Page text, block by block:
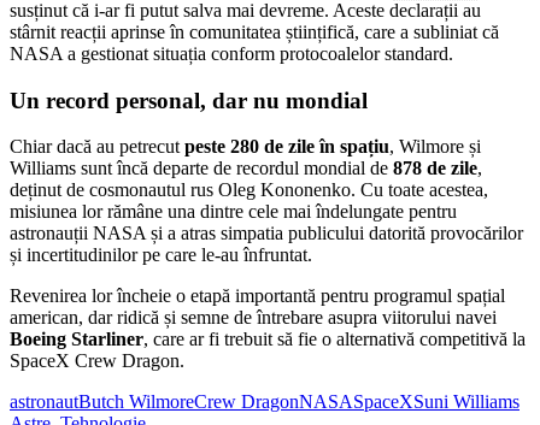
susținut că i-ar fi putut salva mai devreme. Aceste declarații au
stârnit reacții aprinse în comunitatea științifică, care a subliniat că
NASA a gestionat situația conform protocoalelor standard.
Un record personal, dar nu mondial
Chiar dacă au petrecut peste 280 de zile în spațiu, Wilmore și
Williams sunt încă departe de recordul mondial de 878 de zile,
deținut de cosmonautul rus Oleg Kononenko. Cu toate acestea,
misiunea lor rămâne una dintre cele mai îndelungate pentru
astronauții NASA și a atras simpatia publicului datorită provocărilor
și incertitudinilor pe care le-au înfruntat.
Revenirea lor încheie o etapă importantă pentru programul spațial
american, dar ridică și semne de întrebare asupra viitorului navei
Boeing Starliner, care ar fi trebuit să fie o alternativă competitivă la
SpaceX Crew Dragon.
astronautButch WilmoreCrew DragonNASASpaceXSuni Williams